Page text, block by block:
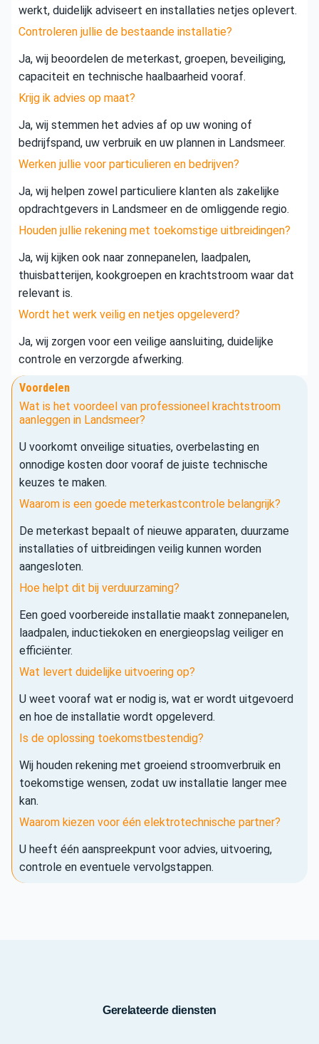
werkt, duidelijk adviseert en installaties netjes oplevert.
Controleren jullie de bestaande installatie?
Ja, wij beoordelen de meterkast, groepen, beveiliging,
capaciteit en technische haalbaarheid vooraf.
Krijg ik advies op maat?
Ja, wij stemmen het advies af op uw woning of
bedrijfspand, uw verbruik en uw plannen in Landsmeer.
Werken jullie voor particulieren en bedrijven?
Ja, wij helpen zowel particuliere klanten als zakelijke
opdrachtgevers in Landsmeer en de omliggende regio.
Houden jullie rekening met toekomstige uitbreidingen?
Ja, wij kijken ook naar zonnepanelen, laadpalen,
thuisbatterijen, kookgroepen en krachtstroom waar dat
relevant is.
Wordt het werk veilig en netjes opgeleverd?
Ja, wij zorgen voor een veilige aansluiting, duidelijke
controle en verzorgde afwerking.
Voordelen
Wat is het voordeel van professioneel krachtstroom
aanleggen in Landsmeer?
U voorkomt onveilige situaties, overbelasting en
onnodige kosten door vooraf de juiste technische
keuzes te maken.
Waarom is een goede meterkastcontrole belangrijk?
De meterkast bepaalt of nieuwe apparaten, duurzame
installaties of uitbreidingen veilig kunnen worden
aangesloten.
Hoe helpt dit bij verduurzaming?
Een goed voorbereide installatie maakt zonnepanelen,
laadpalen, inductiekoken en energieopslag veiliger en
efficiënter.
Wat levert duidelijke uitvoering op?
U weet vooraf wat er nodig is, wat er wordt uitgevoerd
en hoe de installatie wordt opgeleverd.
Is de oplossing toekomstbestendig?
Wij houden rekening met groeiend stroomverbruik en
toekomstige wensen, zodat uw installatie langer mee
kan.
Waarom kiezen voor één elektrotechnische partner?
U heeft één aanspreekpunt voor advies, uitvoering,
controle en eventuele vervolgstappen.
Gerelateerde diensten